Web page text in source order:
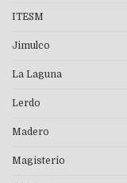
ITESM
Jimulco
La Laguna
Lerdo
Madero
Magisterio